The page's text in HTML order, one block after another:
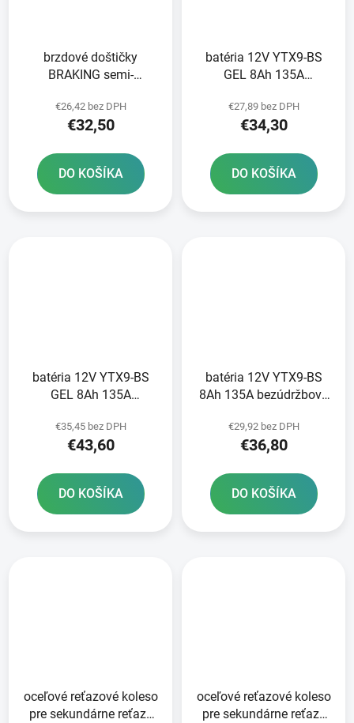
brzdové doštičky
BRAKING semi-
ks v balení
€26,42 bez DPH
€32,50
DO KOŠÍKA
batéria 12V YTX9-BS
GEL 8Ah 135A
technológia GEL
150x87x105 A-TECH
€27,89 bez DPH
€34,30
DO KOŠÍKA
batéria 12V YTX9-BS
GEL 8Ah 135A
technológia 150x87x105
FULBAT aktivovaná vo
€35,45 bez DPH
€43,60
DO KOŠÍKA
batéria 12V YTX9-BS
8Ah 135A bezúdržbová
FULBAT vrátane balenia
elektrolytu
€29,92 bez DPH
€36,80
DO KOŠÍKA
oceľové reťazové koleso
pre sekundárne reťaze
oceľové reťazové koleso
pre sekundárne reťaze